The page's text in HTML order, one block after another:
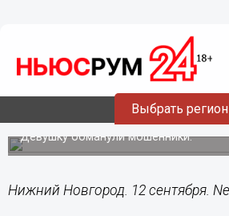
Выбрать регион
27-летняя лысковчанка
заработать на
лишилась 49 500 рублей
Девушку обманули мошенники.
Нижний Новгород. 12 сентября.